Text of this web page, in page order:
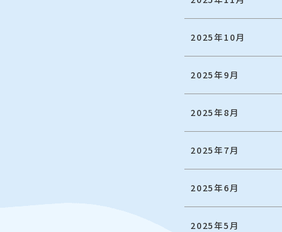
2025年10月
2025年9月
2025年8月
2025年7月
2025年6月
2025年5月